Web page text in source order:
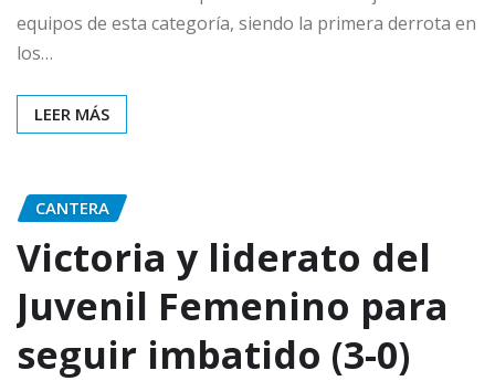
equipos de esta categoría, siendo la primera derrota en
los…
LEER MÁS
CANTERA
Victoria y liderato del
Juvenil Femenino para
seguir imbatido (3-0)